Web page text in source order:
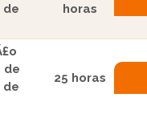
de
horas
de
de
25 horas